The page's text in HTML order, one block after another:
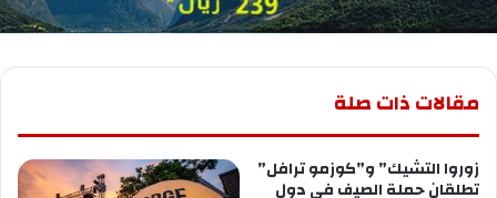
مقالات ذات صلة
زوروا التشيك” و”كوزمو ترافل”
تطلقان حملة الصيف في دول